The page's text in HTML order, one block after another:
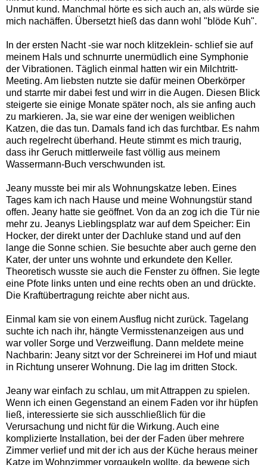
Unmut kund. Manchmal hörte es sich auch an, als würde sie
mich nachäffen. Übersetzt hieß das dann wohl "blöde Kuh".
In der ersten Nacht -sie war noch klitzeklein- schlief sie auf
meinem Hals und schnurrte unermüdlich eine Symphonie
der Vibrationen. Täglich einmal hatten wir ein Milchtritt-
Meeting. Am liebsten nutzte sie dafür meinen Oberkörper
und starrte mir dabei fest und wirr in die Augen. Diesen Blick
steigerte sie einige Monate später noch, als sie anfing auch
zu markieren. Ja, sie war eine der wenigen weiblichen
Katzen, die das tun. Damals fand ich das furchtbar. Es nahm
auch regelrecht überhand. Heute stimmt es mich traurig,
dass ihr Geruch mittlerweile fast völlig aus meinem
Wassermann-Buch verschwunden ist.
Jeany musste bei mir als Wohnungskatze leben. Eines
Tages kam ich nach Hause und meine Wohnungstür stand
offen. Jeany hatte sie geöffnet. Von da an zog ich die Tür nie
mehr zu. Jeanys Lieblingsplatz war auf dem Speicher: Ein
Hocker, der direkt unter der Dachluke stand und auf den
lange die Sonne schien. Sie besuchte aber auch gerne den
Kater, der unter uns wohnte und erkundete den Keller.
Theoretisch wusste sie auch die Fenster zu öffnen. Sie legte
eine Pfote links unten und eine rechts oben an und drückte.
Die Kraftübertragung reichte aber nicht aus.
Einmal kam sie von einem Ausflug nicht zurück. Tagelang
suchte ich nach ihr, hängte Vermisstenanzeigen aus und
war voller Sorge und Verzweiflung. Dann meldete meine
Nachbarin: Jeany sitzt vor der Schreinerei im Hof und miaut
in Richtung unserer Wohnung. Die lag im dritten Stock.
Jeany war einfach zu schlau, um mit Attrappen zu spielen.
Wenn ich einen Gegenstand an einem Faden vor ihr hüpfen
ließ, interessierte sie sich ausschließlich für die
Verursachung und nicht für die Wirkung. Auch eine
komplizierte Installation, bei der der Faden über mehrere
Zimmer verlief und mit der ich aus der Küche heraus meiner
Katze im Wohnzimmer vorgaukeln wollte, da bewege sich